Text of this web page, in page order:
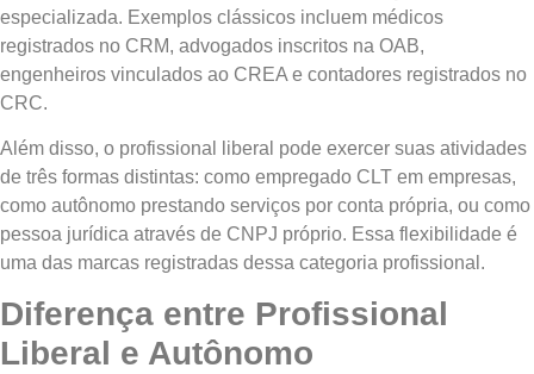
especializada. Exemplos clássicos incluem médicos
registrados no CRM, advogados inscritos na OAB,
engenheiros vinculados ao CREA e contadores registrados no
CRC.
Além disso, o profissional liberal pode exercer suas atividades
de três formas distintas: como empregado CLT em empresas,
como autônomo prestando serviços por conta própria, ou como
pessoa jurídica através de CNPJ próprio. Essa flexibilidade é
uma das marcas registradas dessa categoria profissional.
Diferença entre Profissional
Liberal e Autônomo